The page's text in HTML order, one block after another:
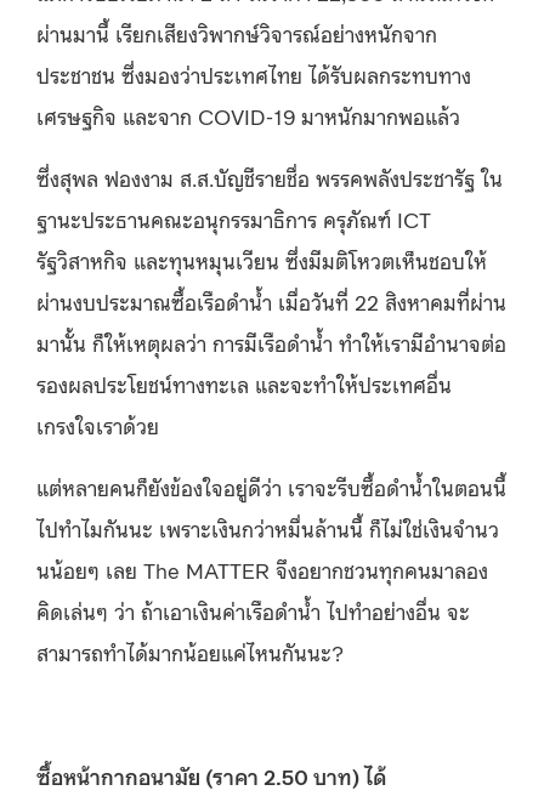
ผ่านมานี้ เรียกเสียงวิพากษ์วิจารณ์อย่างหนักจาก
ประชาชน ซึ่งมองว่าประเทศไทย ได้รับผลกระทบทาง
เศรษฐกิจ และจาก COVID-19 มาหนักมากพอแล้ว
ซึ่งสุพล ฟองงาม ส.ส.บัญชีรายชื่อ พรรคพลังประชารัฐ ใน
ฐานะประธานคณะอนุกรรมาธิการ ครุภัณฑ์ ICT
รัฐวิสาหกิจ และทุนหมุนเวียน ซึ่งมีมติโหวตเห็นชอบให้
ผ่านงบประมาณซื้อเรือดำน้ำ เมื่อวันที่ 22 สิงหาคมที่ผ่าน
มานั้น ก็ให้เหตุผลว่า การมีเรือดำน้ำ ทำให้เรามีอำนาจต่อ
รองผลประโยชน์ทางทะเล และจะทำให้ประเทศอื่น
เกรงใจเราด้วย
แต่หลายคนก็ยังข้องใจอยู่ดีว่า เราจะรีบซื้อดำน้ำในตอนนี้
ไปทำไมกันนะ เพราะเงินกว่าหมื่นล้านนี้ ก็ไม่ใช่เงินจำนว
นน้อยๆ เลย The MATTER จึงอยากชวนทุกคนมาลอง
คิดเล่นๆ ว่า ถ้าเอาเงินค่าเรือดำน้ำ ไปทำอย่างอื่น จะ
สามารถทำได้มากน้อยแค่ไหนกันนะ?
ซื้อหน้ากากอนามัย (ราคา 2.50 บาท) ได้